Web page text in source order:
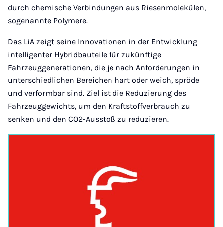
durch chemische Verbindungen aus Riesenmolekülen,
sogenannte Polymere.
Das LiA zeigt seine Innovationen in der Entwicklung
intelligenter Hybridbauteile für zukünftige
Fahrzeuggenerationen, die je nach Anforderungen in
unterschiedlichen Bereichen hart oder weich, spröde
und verformbar sind. Ziel ist die Reduzierung des
Fahrzeuggewichts, um den Kraftstoffverbrauch zu
senken und den CO2-Ausstoß zu reduzieren.